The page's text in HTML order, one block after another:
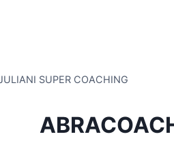
SUPER COACHING